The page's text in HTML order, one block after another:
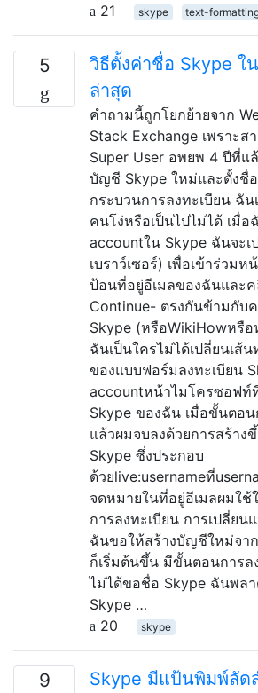
21
skype text-
5
วิธีตั้งค่าชื่อ Skype ใ
ล่าสุด
คำถามนี้ถูกโยกย้ายจาก
Stack Exchange เพราะส
Super User อพยพ 4 ปีที่แ
บัญชี Skype ใหม่และตั้งชื่
กระบวนการลงทะเบียน ฉั
คนโง่หรือเป็นไปไม่ได้ เมื่
accountใน Skype ฉันจะเ
เบราว์เซอร์) เพื่อเข้าร่วม
ป้อนที่อยู่อีเมลของฉันและ
Continue- ตรงกันข้ามกับ
Skype (หรือWikiHowหรื
ฉันเป็นใครไม่ได้เปลี่ยนเส้
ของแบบฟอร์มลงทะเบียน
accountหน้าไมโครซอฟท์
Skype ของฉัน เมื่อขั้นตอน
แล้วผมจบลงด้วยการสร้า
Skype ซึ่งประกอบ
ด้วยlive:usernameที่
จดหมายในที่อยู่อีเมลผมใ
การลงทะเบียน การเปลี่ยน
ฉันขอให้สร้างบัญชีใหม่จา
ก็เริ่มต้นขึ้น มีขั้นตอนการล
ไม่ได้ขอชื่อ Skype ฉันพลา
Skype …
20
skype
9
Skype มีแป้นพิมพ์ลัด